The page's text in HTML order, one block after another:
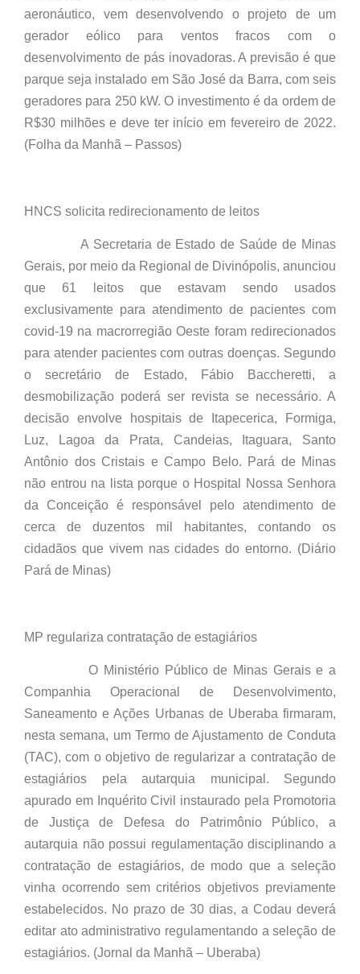
aeronáutico, vem desenvolvendo o projeto de um
gerador eólico para ventos fracos com o
desenvolvimento de pás inovadoras. A previsão é que
parque seja instalado em São José da Barra, com seis
geradores para 250 kW. O investimento é da ordem de
R$30 milhões e deve ter início em fevereiro de 2022.
(Folha da Manhã – Passos)
HNCS solicita redirecionamento de leitos
A Secretaria de Estado de Saúde de Minas
Gerais, por meio da Regional de Divinópolis, anunciou
que 61 leitos que estavam sendo usados
exclusivamente para atendimento de pacientes com
covid-19 na macrorregião Oeste foram redirecionados
para atender pacientes com outras doenças. Segundo
o secretário de Estado, Fábio Baccheretti, a
desmobilização poderá ser revista se necessário. A
decisão envolve hospitais de Itapecerica, Formiga,
Luz, Lagoa da Prata, Candeias, Itaguara, Santo
Antônio dos Cristais e Campo Belo. Pará de Minas
não entrou na lista porque o Hospital Nossa Senhora
da Conceição é responsável pelo atendimento de
cerca de duzentos mil habitantes, contando os
cidadãos que vivem nas cidades do entorno. (Diário
Pará de Minas)
MP regulariza contratação de estagiários
O Ministério Público de Minas Gerais e a
Companhia Operacional de Desenvolvimento,
Saneamento e Ações Urbanas de Uberaba firmaram,
nesta semana, um Termo de Ajustamento de Conduta
(TAC), com o objetivo de regularizar a contratação de
estagiários pela autarquia municipal. Segundo
apurado em Inquérito Civil instaurado pela Promotoria
de Justiça de Defesa do Patrimônio Público, a
autarquia não possui regulamentação disciplinando a
contratação de estagiários, de modo que a seleção
vinha ocorrendo sem critérios objetivos previamente
estabelecidos. No prazo de 30 dias, a Codau deverá
editar ato administrativo regulamentando a seleção de
estagiários. (Jornal da Manhã – Uberaba)